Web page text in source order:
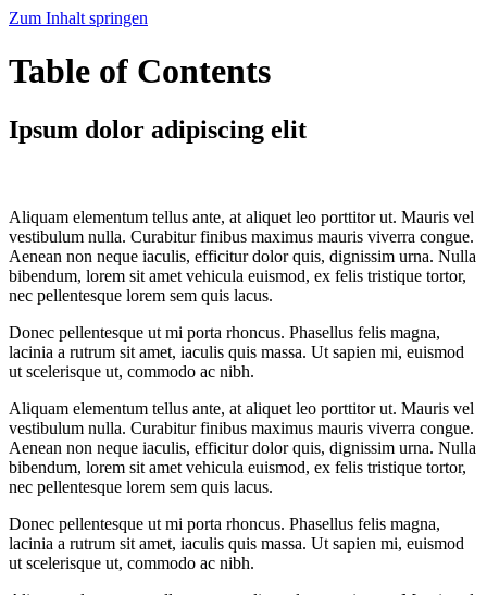
Zum Inhalt springen
Table of Contents
Ipsum dolor adipiscing elit
Aliquam elementum tellus ante, at aliquet leo porttitor ut. Mauris vel
vestibulum nulla. Curabitur finibus maximus mauris viverra congue.
Aenean non neque iaculis, efficitur dolor quis, dignissim urna. Nulla
bibendum, lorem sit amet vehicula euismod, ex felis tristique tortor,
nec pellentesque lorem sem quis lacus.
Donec pellentesque ut mi porta rhoncus. Phasellus felis magna,
lacinia a rutrum sit amet, iaculis quis massa. Ut sapien mi, euismod
ut scelerisque ut, commodo ac nibh.
Aliquam elementum tellus ante, at aliquet leo porttitor ut. Mauris vel
vestibulum nulla. Curabitur finibus maximus mauris viverra congue.
Aenean non neque iaculis, efficitur dolor quis, dignissim urna. Nulla
bibendum, lorem sit amet vehicula euismod, ex felis tristique tortor,
nec pellentesque lorem sem quis lacus.
Donec pellentesque ut mi porta rhoncus. Phasellus felis magna,
lacinia a rutrum sit amet, iaculis quis massa. Ut sapien mi, euismod
ut scelerisque ut, commodo ac nibh.